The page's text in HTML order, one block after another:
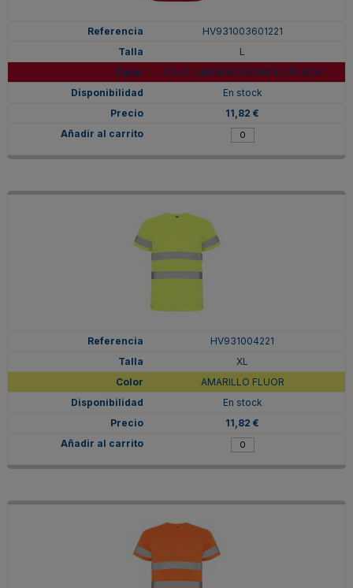
HV931003601221
L
ROJO LABORAL/AMARILLO FLÚOR
En stock
11,82 €
HV931004221
XL
AMARILLO FLUOR
En stock
11,82 €